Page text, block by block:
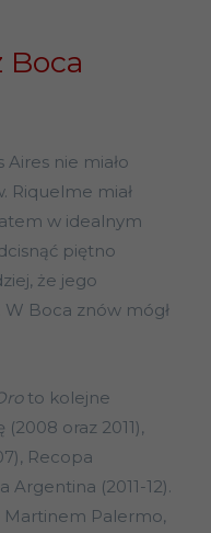
nie miało
Riquelme miał
w idealnym
piętno
że jego
W Boca znów mógł
to kolejne
oraz 2011),
Recopa
Argentina (2011-12).
Martinem Palermo,